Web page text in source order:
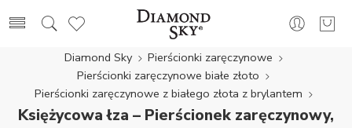
Diamond Sky
Pierścionki zaręczynowe
Pierścionki zaręczynowe białe złoto
Pierścionki zaręczynowe z białego złota z brylantem
Księżycowa łza – Pierścionek zaręczynowy,